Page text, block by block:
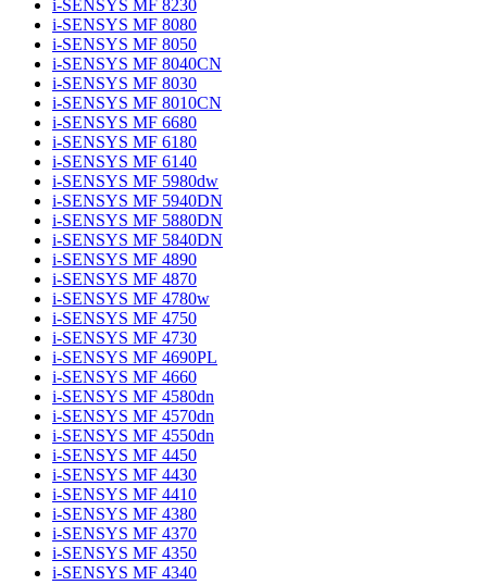
i-SENSYS MF 8230
i-SENSYS MF 8080
i-SENSYS MF 8050
i-SENSYS MF 8040CN
i-SENSYS MF 8030
i-SENSYS MF 8010CN
i-SENSYS MF 6680
i-SENSYS MF 6180
i-SENSYS MF 6140
i-SENSYS MF 5980dw
i-SENSYS MF 5940DN
i-SENSYS MF 5880DN
i-SENSYS MF 5840DN
i-SENSYS MF 4890
i-SENSYS MF 4870
i-SENSYS MF 4780w
i-SENSYS MF 4750
i-SENSYS MF 4730
i-SENSYS MF 4690PL
i-SENSYS MF 4660
i-SENSYS MF 4580dn
i-SENSYS MF 4570dn
i-SENSYS MF 4550dn
i-SENSYS MF 4450
i-SENSYS MF 4430
i-SENSYS MF 4410
i-SENSYS MF 4380
i-SENSYS MF 4370
i-SENSYS MF 4350
i-SENSYS MF 4340